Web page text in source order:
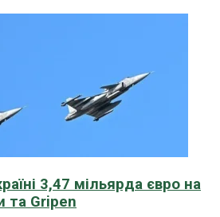
3,47 мільярда євро на
та Gripen